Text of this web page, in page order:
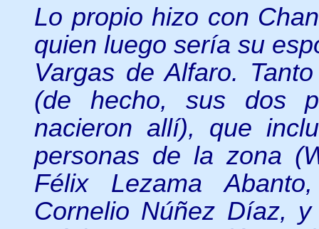
Lo propio hizo con
quien luego sería su
Vargas de Alfaro.
(de hecho, sus dos
nacieron allí), que
personas de la zona
Félix Lezama
Cornelio Núñez Díaz,